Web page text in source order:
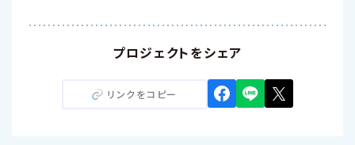
プロジェクトをシェア
リンクをコピー